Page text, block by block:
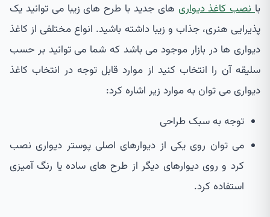
بانصب کاغذ دیواری های جدید با طرح های زیبا می توانید یک
پذیرایی هنری، جذاب و زیبا داشته باشید. انواع مختلفی از کاغذ
دیواری ها در بازار موجود می باشد که شما می توانید بر حسب
سلیقه آن را انتخاب کنید از موارد قابل توجه در انتخاب کاغذ
دیواری می توان به موارد زیر اشاره کرد:
توجه به سبک طراحی
می توان روی یکی از دیوارهای اصلی پوستر دیواری نصب
کرد و روی دیوارهای دیگر از طرح های ساده یا رنگ آمیزی
استفاده کرد.